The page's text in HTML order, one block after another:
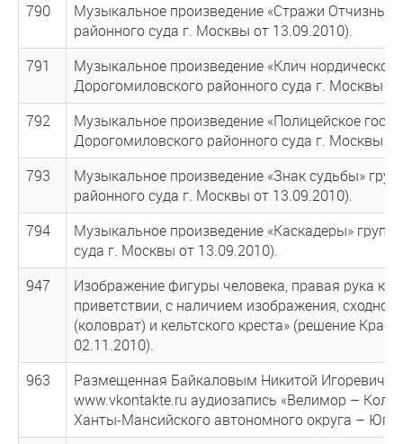
790
Музыкальное произведение «Стражи Отчизны»
районного суда г. Москвы от 13.09.2010).
791
Музыкальное произведение «Клич
Дорогомиловского районного суда г. Москвы
792
Музыкальное произведение «Полицейское
Дорогомиловского районного суда г. Москвы
793
Музыкальное произведение «Знак судьбы»
районного суда г. Москвы от 13.09.2010).
794
Музыкальное произведение «Каскадеры»
суда г. Москвы от 13.09.2010).
947
Изображение фигуры человека, правая рука
приветствии, с наличием изображения,
(коловрат) и кельтского креста» (решение
02.11.2010).
963
Размещенная Байкаловым Никитой Игоревичем
www.vkontakte.ru аудиозапись «Велимор –
Ханты-Мансийского автономного округа –